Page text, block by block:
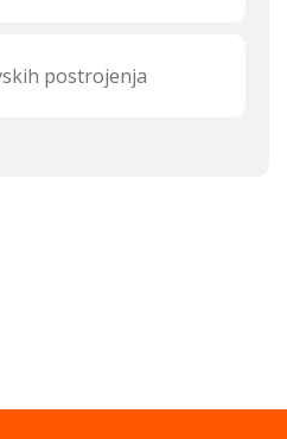
postrojenja